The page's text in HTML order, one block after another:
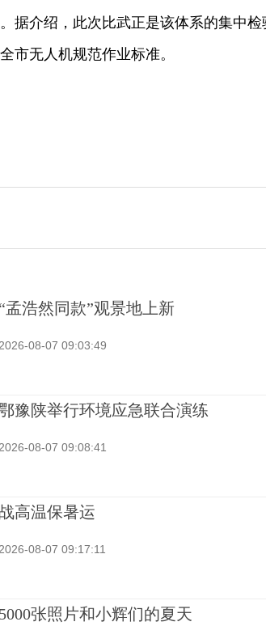
据介绍，此次比武正是该体系的集中
市无人机规范作业标准。
“孟浩然同款”观景地上新
2026-08-07 09:03:49
豫陕举行环境应急联合演练
2026-08-07 09:08:41
高温保暑运
2026-08-07 09:17:11
5000张照片和小辉们的夏天